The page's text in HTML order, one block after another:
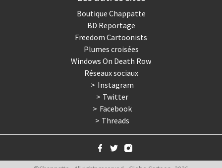
Boutique Chappatte
BD Reportage
Freedom Cartoonists
Plumes croisées
Windows On Death Row
Réseaux sociaux
Instagram
Twitter
Facebook
Threads